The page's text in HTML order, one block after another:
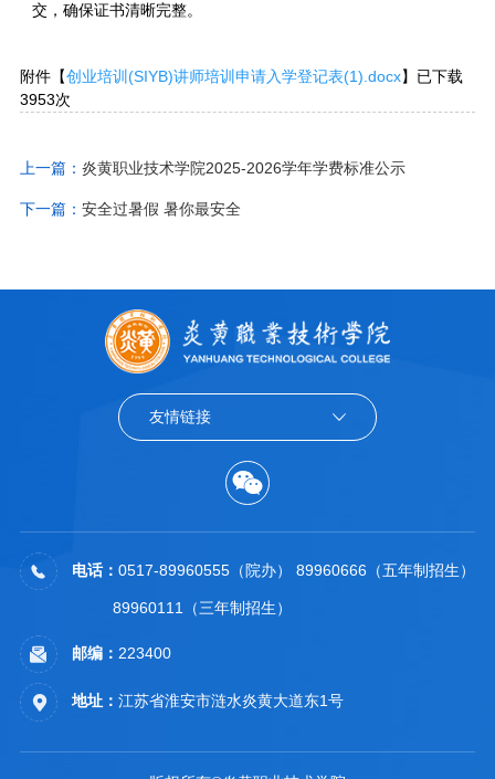
交，确保证书清晰完整。
附件【创业培训(SIYB)讲师培训申请入学登记表(1).docx】已下载
3953次
上一篇： 炎黄职业技术学院2025-2026学年学费标准公示
下一篇： 安全过暑假 暑你最安全
友情链接
电话： 0517-89960555（院办） 89960666（五年制招生）
89960111（三年制招生）
邮编： 223400
地址： 江苏省淮安市涟水炎黄大道东1号